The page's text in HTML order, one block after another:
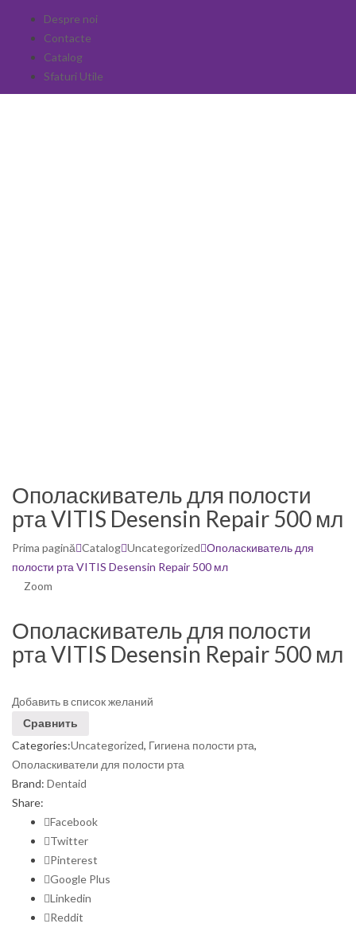
Despre noi
Contacte
Catalog
Sfaturi Utile
Ополаскиватель для полости
рта VITIS Desensin Repair 500 мл
Prima pagină Catalog Uncategorized Ополаскиватель для
полости рта VITIS Desensin Repair 500 мл
Zoom
Ополаскиватель для полости
рта VITIS Desensin Repair 500 мл
Добавить в список желаний
Сравнить
Categories:Uncategorized, Гигиена полости рта,
Ополаскиватели для полости рта
Brand: Dentaid
Share:
Facebook
Twitter
Pinterest
Google Plus
Linkedin
Reddit